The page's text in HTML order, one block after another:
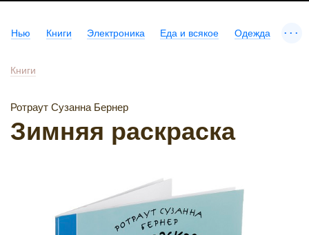
Нью Книги Электроника Еда и всякое Одежда ...
Книги
Ротраут Сузанна Бернер
Зимняя раскраска